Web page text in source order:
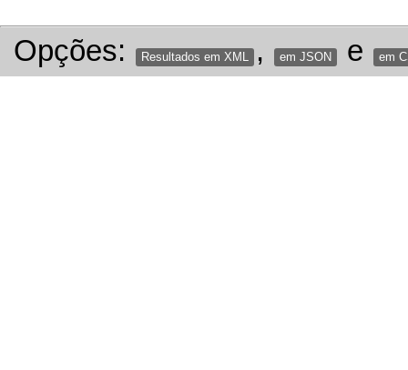
Opções: Resultados em XML , em JSON e em